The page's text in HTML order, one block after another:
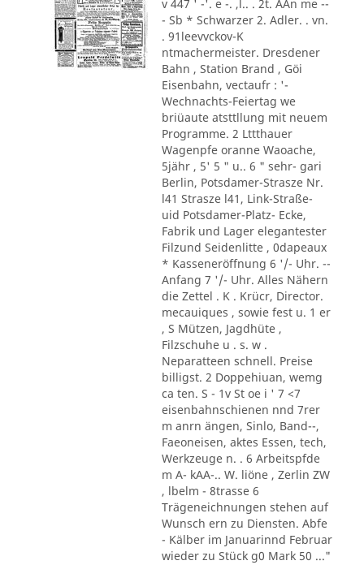
v 447 ' -'. e -. ,l.. . 2t. AAn me --
- Sb * Schwarzer 2. Adler. . vn.
. 91leevvckov-K
ntmachermeister. Dresdener
Bahn , Station Brand , Göi
Eisenbahn, vectaufr : '-
Wechnachts-Feiertag we
briüaute atsttllung mit neuem
Programme. 2 Lttthauer
Wagenpfe oranne Waoache,
5jähr , 5' 5 " u.. 6 " sehr- gari
Berlin, Potsdamer-Strasze Nr.
l41 Strasze l41, Link-Straße-
uid Potsdamer-Platz- Ecke,
Fabrik und Lager elegantester
Filzund Seidenlitte , 0dapeaux
* Kasseneröffnung 6 '/- Uhr. --
Anfang 7 '/- Uhr. Alles Nähern
die Zettel . K . Krücr, Director.
mecauiques , sowie fest u. 1 er
, S Mützen, Jagdhüte ,
Filzschuhe u . s. w .
Neparatteen schnell. Preise
billigst. 2 Doppehiuan, wemg
ca ten. S - 1v St oe i ' 7 <7
eisenbahnschienen nnd 7rer
m anrn ängen, Sinlo, Band--,
Faeoneisen, aktes Essen, tech,
Werkzeuge n. . 6 Arbeitspfde
m A- kAA-.. W. liöne , Zerlin ZW
, lbelm - 8trasse 6
Trägeneichnungen stehen auf
Wunsch ern zu Diensten. Abfe
- Kälber im Januarinnd Februar
wieder zu Stück g0 Mark 50 ..."